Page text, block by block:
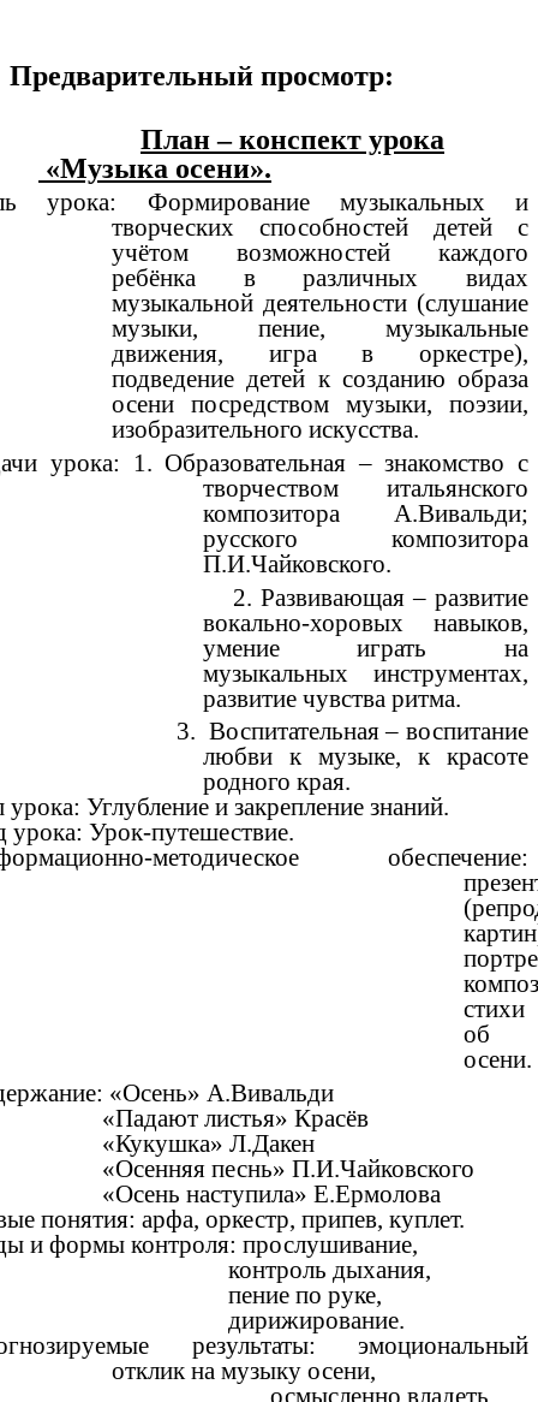
Предварительный просмотр:
План – конспект урока
«Музыка осени».
урока: Формирование музыкальных и
творческих способностей детей с
учётом возможностей каждого
ребёнка в различных видах
музыкальной деятельности (слушание
музыки, пение, музыкальные
движения, игра в оркестре),
подведение детей к созданию образа
осени посредством музыки, поэзии,
изобразительного искусства.
урока: 1. Образовательная – знакомство с
творчеством итальянского
композитора А.Вивальди;
русского композитора
П.И.Чайковского.
Развивающая – развитие
вокально-хоровых навыков,
умение играть на
музыкальных инструментах,
развитие чувства ритма.
– воспитание
любви к музыке, к красоте
родного края.
урока: Углубление и закрепление знаний.
урока: Урок-путешествие.
методическое обеспечение:
стихи
об
осени.
«Осень» А.Вивальди
листья» Красёв
Л.Дакен
песнь» П.И.Чайковского
наступила» Е.Ермолова
понятия: арфа, оркестр, припев, куплет.
и формы контроля: прослушивание,
дыхания,
по руке,
результаты: эмоциональный
отклик на музыку осени,
владеть